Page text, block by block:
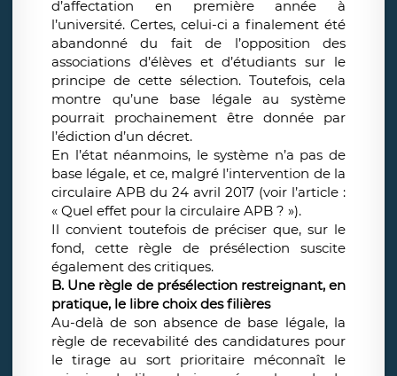
d’affectation en première année à
l’université. Certes, celui-ci a finalement été
abandonné du fait de l’opposition des
associations d’élèves et d’étudiants sur le
principe de cette sélection. Toutefois, cela
montre qu’une base légale au système
pourrait prochainement être donnée par
l’édiction d’un décret.
En l’état néanmoins, le système n’a pas de
base légale, et ce, malgré l’intervention de la
circulaire APB du 24 avril 2017 (voir l’article :
« Quel effet pour la circulaire APB ? »).
Il convient toutefois de préciser que, sur le
fond, cette règle de présélection suscite
également des critiques.
B. Une règle de présélection restreignant, en
pratique, le libre choix des filières
Au-delà de son absence de base légale, la
règle de recevabilité des candidatures pour
le tirage au sort prioritaire méconnaît le